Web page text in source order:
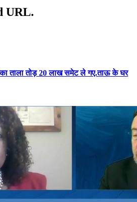
URL.
का ताला तोड़ 20 लाख समेट ले गए.ताऊ के घर